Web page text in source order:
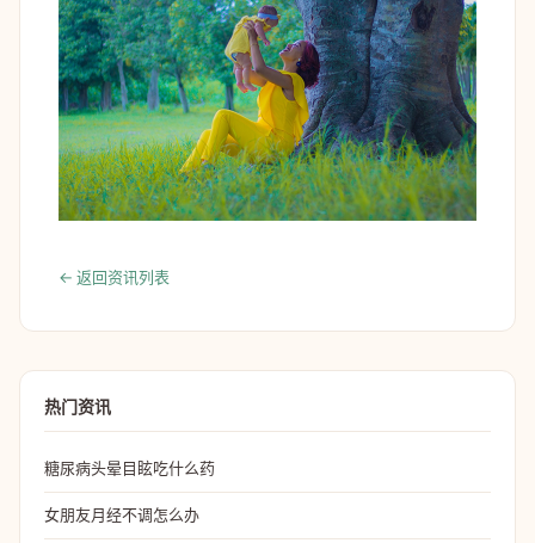
← 返回资讯列表
热门资讯
糖尿病头晕目眩吃什么药
女朋友月经不调怎么办